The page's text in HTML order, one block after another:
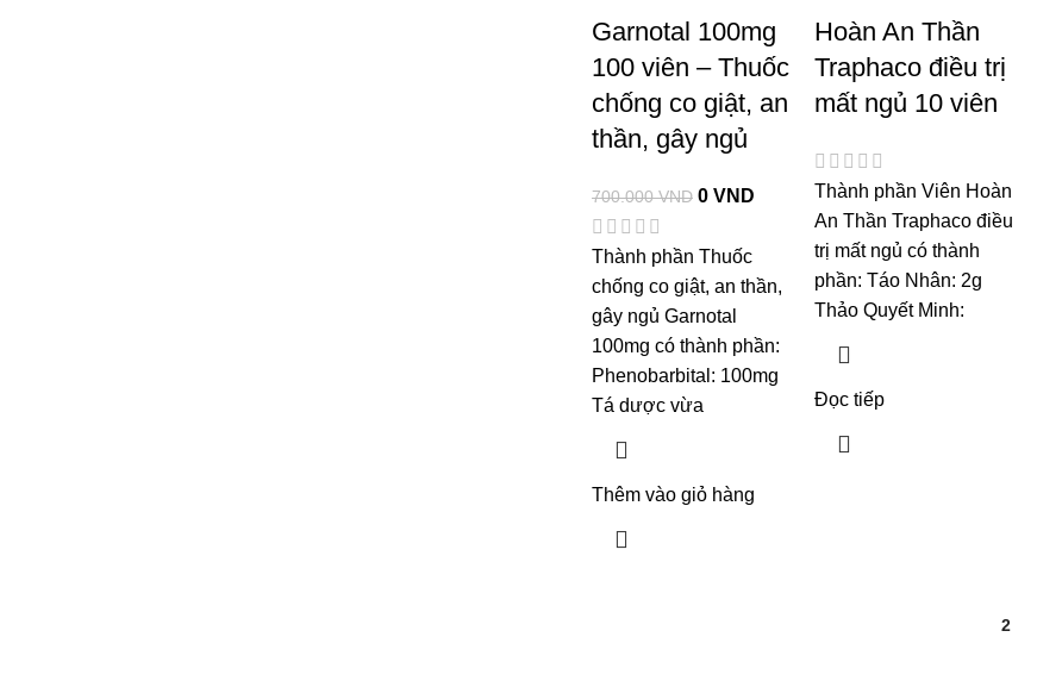
Garnotal 100mg
100 viên – Thuốc
chống co giật, an
thần, gây ngủ
700.000VND 0 VND
Thành phần Thuốc
chống co giật, an thần,
gây ngủ Garnotal
100mg có thành phần:
Phenobarbital: 100mg
Tá dược vừa
Thêm vào giỏ hàng
Hoàn An Thần
Traphaco điều trị
mất ngủ 10 viên
Thành phần Viên Hoàn
An Thần Traphaco điều
trị mất ngủ có thành
phần: Táo Nhân: 2g
Thảo Quyết Minh:
Đọc tiếp
2